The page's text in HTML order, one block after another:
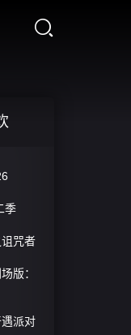

季
咒者
版：
派对